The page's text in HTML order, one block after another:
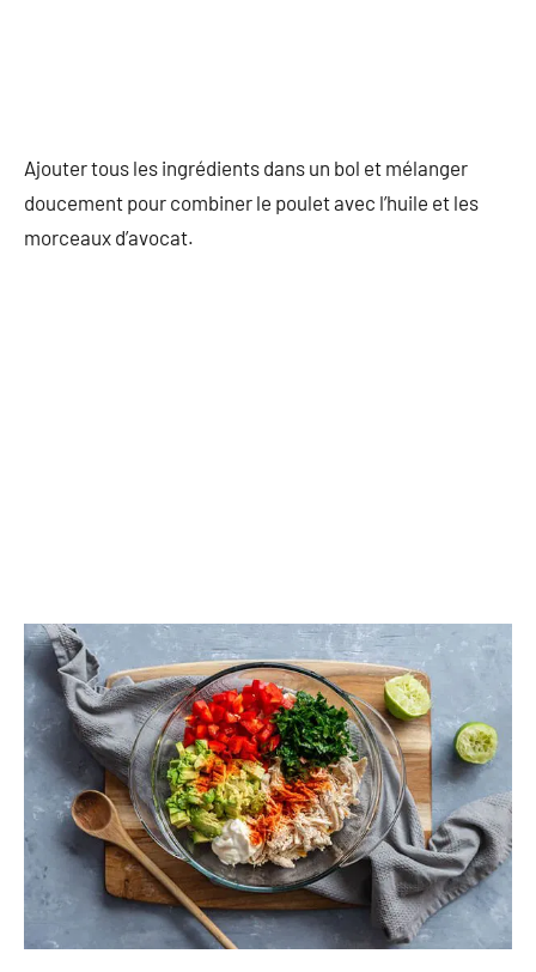
Ajouter tous les ingrédients dans un bol et mélanger
doucement pour combiner le poulet avec l’huile et les
morceaux d’avocat.